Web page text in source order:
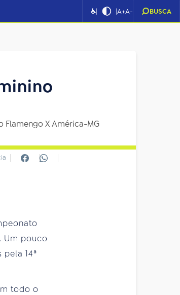
♿| |A+A- BUSCA
Flamengo X América-MG
Um pouco
14ª
todo o